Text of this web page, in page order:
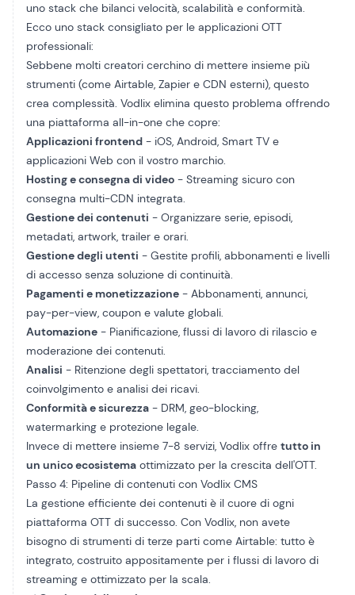
uno stack che bilanci velocità, scalabilità e conformità.
Ecco uno stack consigliato per le applicazioni OTT
professionali:
Sebbene molti creatori cerchino di mettere insieme più
strumenti (come Airtable, Zapier e CDN esterni), questo
crea complessità. Vodlix elimina questo problema offrendo
una piattaforma all-in-one che copre:
Applicazioni frontend - iOS, Android, Smart TV e
applicazioni Web con il vostro marchio.
Hosting e consegna di video - Streaming sicuro con
consegna multi-CDN integrata.
Gestione dei contenuti - Organizzare serie, episodi,
metadati, artwork, trailer e orari.
Gestione degli utenti - Gestite profili, abbonamenti e livelli
di accesso senza soluzione di continuità.
Pagamenti e monetizzazione - Abbonamenti, annunci,
pay-per-view, coupon e valute globali.
Automazione - Pianificazione, flussi di lavoro di rilascio e
moderazione dei contenuti.
Analisi - Ritenzione degli spettatori, tracciamento del
coinvolgimento e analisi dei ricavi.
Conformità e sicurezza - DRM, geo-blocking,
watermarking e protezione legale.
Invece di mettere insieme 7-8 servizi, Vodlix offre tutto in
un unico ecosistema ottimizzato per la crescita dell'OTT.
Passo 4: Pipeline di contenuti con Vodlix CMS
La gestione efficiente dei contenuti è il cuore di ogni
piattaforma OTT di successo. Con Vodlix, non avete
bisogno di strumenti di terze parti come Airtable: tutto è
integrato, costruito appositamente per i flussi di lavoro di
streaming e ottimizzato per la scala.